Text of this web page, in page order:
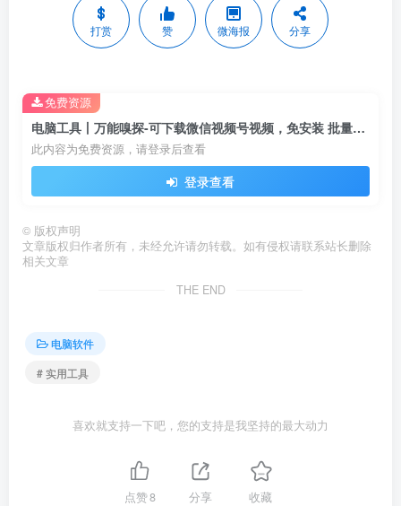
打赏 赞 微海报 分享
电脑工具丨万能嗅探-可下载微信视频号视频，免安装 批量抓取媒体文件，无水印下载
此内容为免费资源，请登录后查看
登录查看
免费资源
© 版权声明
文章版权归作者所有，未经允许请勿转载。如有侵权请联系站长删除
相关文章
THE END
电脑软件
# 实用工具
喜欢就支持一下吧，您的支持是我坚持的最大动力
点赞8 分享 收藏